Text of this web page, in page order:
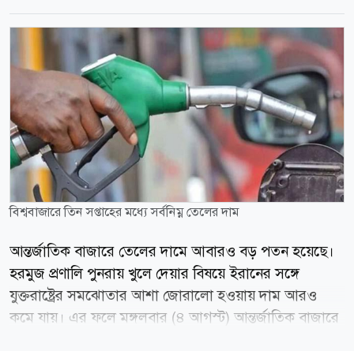
বিশ্ববাজারে তিন সপ্তাহের মধ্যে সর্বনিম্ন তেলের দাম
আন্তর্জাতিক বাজারে তেলের দামে আবারও বড় পতন হয়েছে।
হরমুজ প্রণালি পুনরায় খুলে দেয়ার বিষয়ে ইরানের সঙ্গে
যুক্তরাষ্ট্রের সমঝোতার আশা জোরালো হওয়ায় দাম আরও
কমে যায়। এর ফলে মঙ্গলবার (৪ আগস্ট) আন্তর্জাতিক বাজারে